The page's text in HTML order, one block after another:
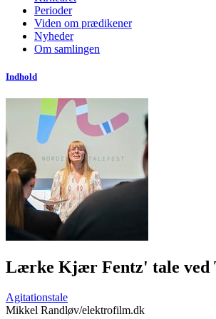
Perioder
Viden om prædikener
Nyheder
Om samlingen
Indhold
Lærke Kjær Fentz' tale ved
Agitationstale
Mikkel Randløv/elektrofilm.dk